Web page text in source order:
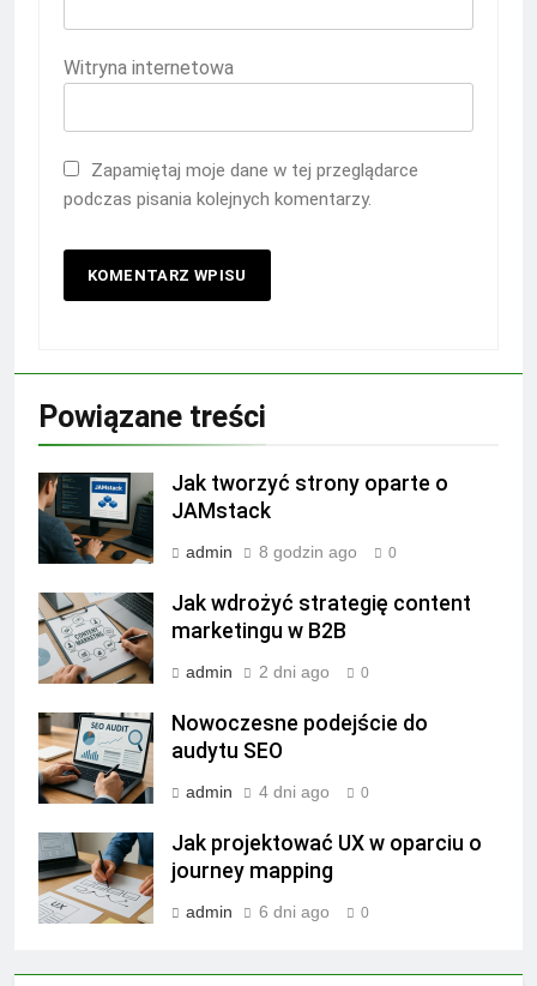
Witryna internetowa
Zapamiętaj moje dane w tej przeglądarce
podczas pisania kolejnych komentarzy.
Powiązane treści
Jak tworzyć strony oparte o
JAMstack
admin 8 godzin ago 0
Jak wdrożyć strategię content
marketingu w B2B
admin 2 dni ago 0
Nowoczesne podejście do
audytu SEO
admin 4 dni ago 0
Jak projektować UX w oparciu o
journey mapping
admin 6 dni ago 0